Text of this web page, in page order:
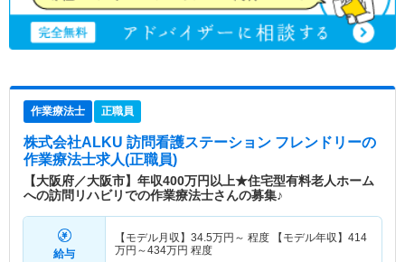
作業療法士 正職員
株式会社ALKU 訪問看護ステーション フレンドリーの
作業療法士求人(正職員)
【大阪府／大阪市】年収400万円以上★住宅型有料老人ホーム
への訪問リハビリでの作業療法士さんの募集♪
給与
【モデル月収】 34.5万円～ 程度 【モデル年収】 414
万円～434万円 程度